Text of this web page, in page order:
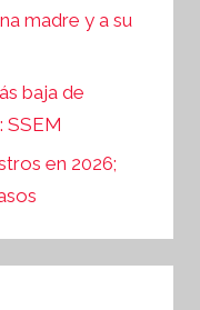
madre y a su
baja de
SSEM
en 2026;